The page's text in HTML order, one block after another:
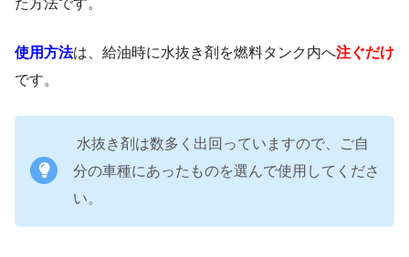
た方法です。
使用方法は、給油時に水抜き剤を燃料タンク内へ注ぐだけ
です。
水抜き剤は数多く出回っていますので、ご自
分の車種にあったものを選んで使用してくださ
い。